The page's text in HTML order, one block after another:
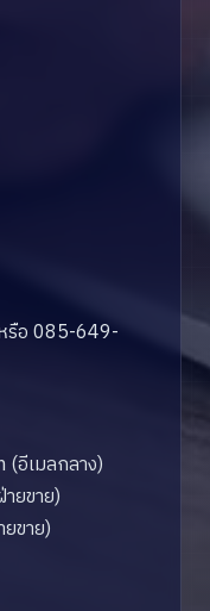
รือ 085-649-
(อีเมลกลาง)
ยขาย)
ขาย)